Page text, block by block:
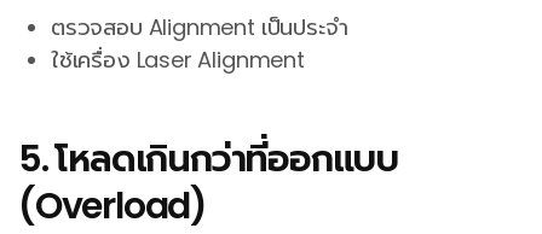
ตรวจสอบ Alignment เป็นประจำ
ใช้เครื่อง Laser Alignment
5. โหลดเกินกว่าที่ออกแบบ
(Overload)